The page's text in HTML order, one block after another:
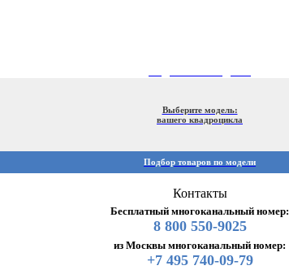
Выберите модель:
вашего квадроцикла
Подбор товаров по модели
Контакты
Бесплатный многоканальный номер:
8 800 550-9025
из Москвы многоканальный номер:
+7 495 740-09-79